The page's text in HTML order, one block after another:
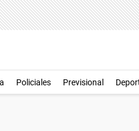
Policiales Previsional